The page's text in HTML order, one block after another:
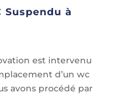
Suspendu à
est intervenu
d’un wc
avons procédé par